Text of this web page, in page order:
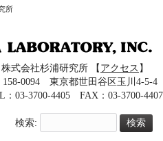
所
株式会社杉浦研究所 【 アクセス 】
158-0094 東京都世田谷区玉川4-5-4
：03-3700-4405 FAX：03-3700-4407
検索: